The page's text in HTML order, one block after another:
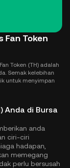
Fan Token
Token (TH) adalah
Semak kelebihan
untuk menyimpan
Anda di Bursa
anda
ciri-ciri
hadapan,
memegang
perlu bersusah